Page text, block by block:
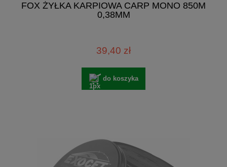
FOX ŻYŁKA KARPIOWA CARP MONO 850M
0,38MM
39,40 zł
do koszyka